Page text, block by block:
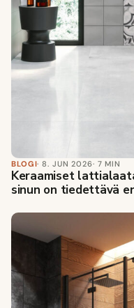
BLOGI· 8. JUN 2026· 7 MIN
Keraamiset
sinun on tiedettävä